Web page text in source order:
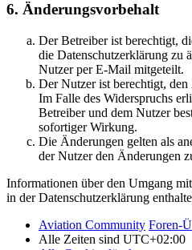
6. Änderungsvorbehalt
Der Betreiber ist berechtigt,
die Datenschutzerklärung zu
Nutzer per E-Mail mitgeteilt.
Der Nutzer ist berechtigt,
Im Falle des Widerspruchs
Betreiber und dem Nutzer
sofortiger Wirkung.
Die Änderungen gelten als
der Nutzer den Änderungen
Informationen über den Umgang
in der Datenschutzerklärung
Aviation Community Foren-
Alle Zeiten sind UTC+02:00